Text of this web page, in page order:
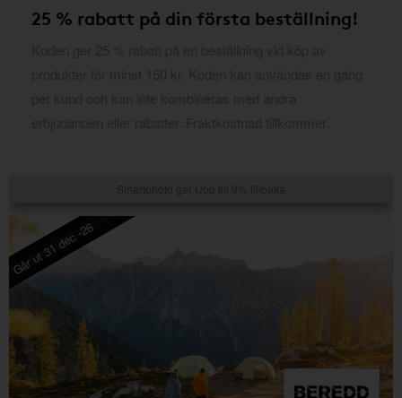
25 % rabatt på din första beställning!
Går ut 31 dec -26